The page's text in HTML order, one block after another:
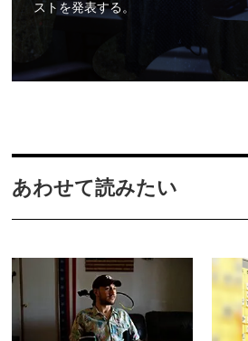
ストを発表する。
あわせて読みたい